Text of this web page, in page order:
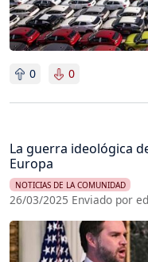
0 0
La guerra ideológica
Europa
NOTICIAS DE LA COMUNIDAD
26/03/2025 Enviado por
Imagen